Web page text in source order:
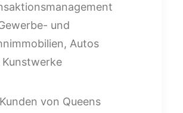
und
Autos
Kunstwerke
von Queens